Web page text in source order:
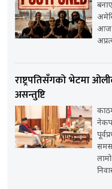
आज
राष्ट्रपतिसँगको भेटमा
असन्तुष्टि